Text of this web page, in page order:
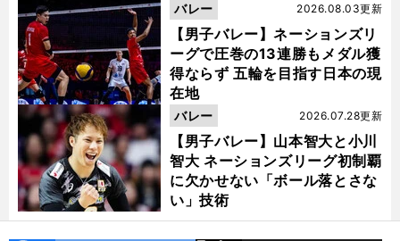
【男子バレー】ネーションズリ
ーグで圧巻の13連勝もメダル獲
得ならず 五輪を目指す日本の現
在地
2026.08.03更新
バレー
【男子バレー】山本智大と小川
智大 ネーションズリーグ初制覇
に欠かせない「ボール落とさな
い」技術
2026.07.28更新
バレー